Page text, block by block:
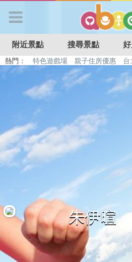
APP登入
首 頁
搜尋景點
好康優惠
最新留言
商家合作
附近景點 搜尋景點
熱門： 特色遊戲場 親子住房優惠 台
溜滑梯民宿
觀光工廠 日本
朱伊暄